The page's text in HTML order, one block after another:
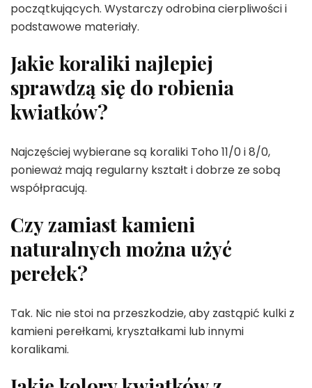
początkujących. Wystarczy odrobina cierpliwości i
podstawowe materiały.
Jakie koraliki najlepiej
sprawdzą się do robienia
kwiatków?
Najczęściej wybierane są koraliki Toho 11/0 i 8/0,
ponieważ mają regularny kształt i dobrze ze sobą
współpracują.
Czy zamiast kamieni
naturalnych można użyć
perełek?
Tak. Nic nie stoi na przeszkodzie, aby zastąpić kulki z
kamieni perełkami, kryształkami lub innymi
koralikami.